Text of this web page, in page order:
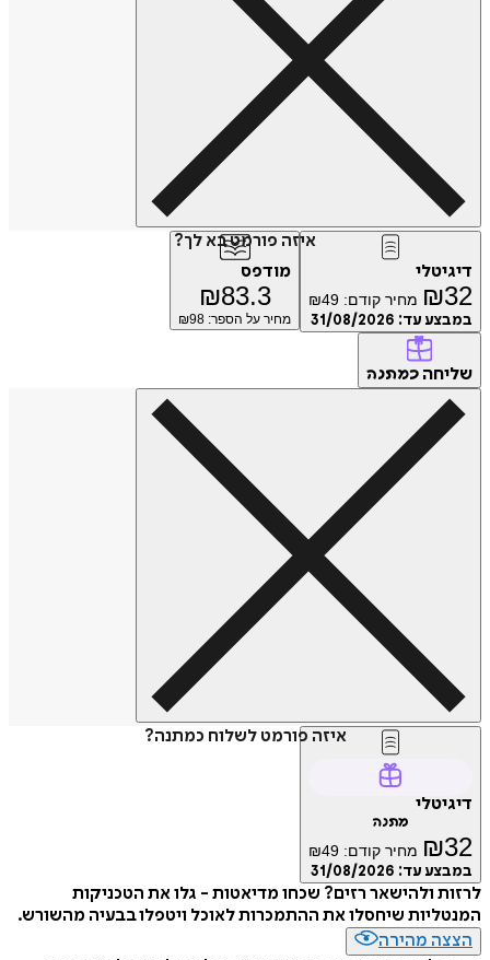
איזה פורמט בא לך?
דיגיטלי
₪32 מחיר קודם: ₪49
במבצע עד: 31/08/2026
מודפס
₪83.3
מחיר על הספר: ₪ 98
שליחה כמתנה
איזה פורמט לשלוח כמתנה?
דיגיטלי
מתנה
₪32 מחיר קודם: ₪49
במבצע עד: 31/08/2026
לרזות ולהישאר רזים? שכחו מדיאטות - גלו את הטכניקות
המנטליות שיחסלו את ההתמכרות לאוכל ויטפלו בבעיה מהשורש.
הצצה מהירה